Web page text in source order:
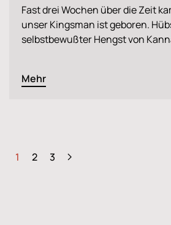
Fast drei Wochen über die Zeit
unser Kingsman ist geboren.
selbstbewußter Hengst von
Mehr
1 2 3